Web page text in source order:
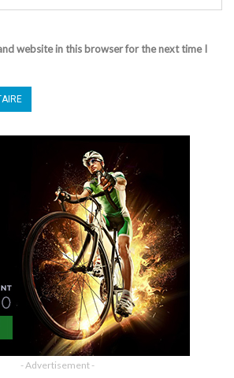
website in this browser for the next time I
- Advertisement -